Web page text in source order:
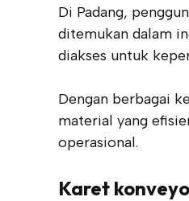
Di Padang,
ditemukan dalam
diakses untuk
Dengan berbagai
material yang
operasional.
Karet